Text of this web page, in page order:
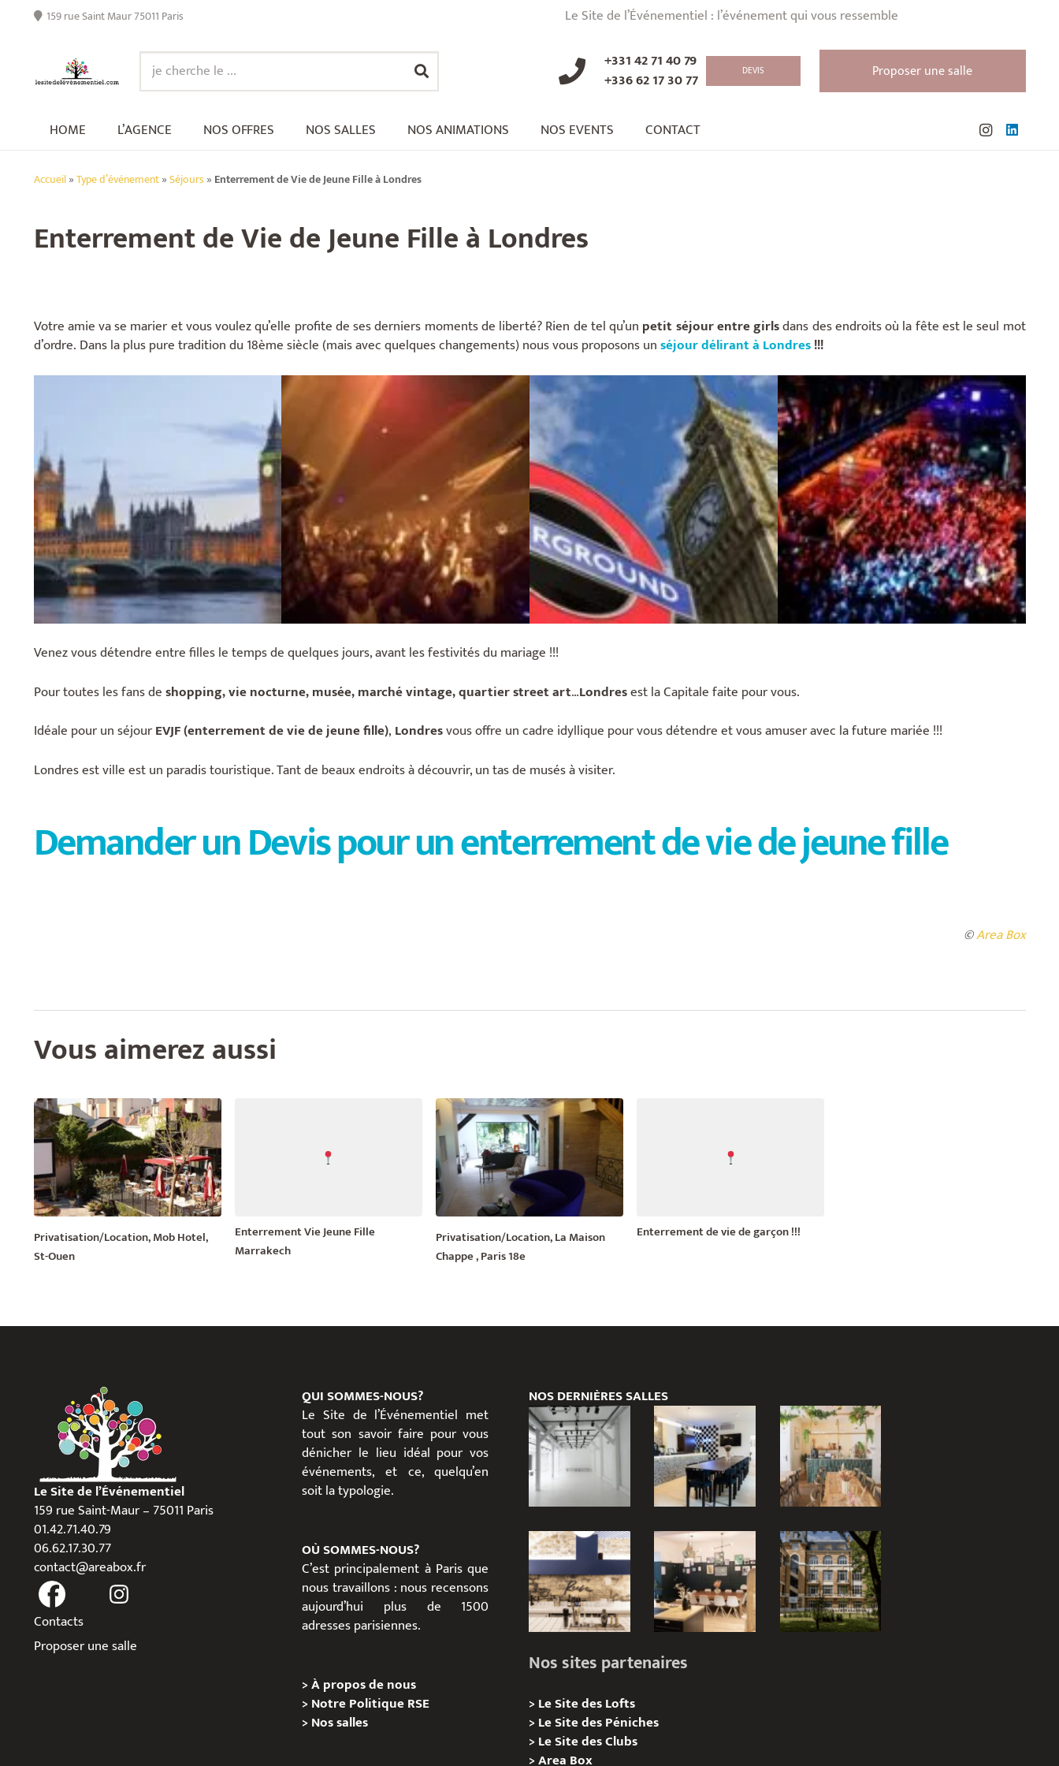
159 rue Saint Maur 75011 Paris Le Site de l’Événementiel : l’événement qui vous ressemble
+331 42 71 40 79
+336 62 17 30 77
DEVIS Proposer une salle
HOME L’AGENCE NOS OFFRES NOS SALLES NOS ANIMATIONS NOS EVENTS CONTACT
Accueil»Type d’événement»Séjours » Enterrement de Vie de Jeune Fille à Londres
Enterrement de Vie de Jeune Fille à Londres
Votre amie va se marier et vous voulez qu’elle profite de ses derniers moments de liberté? Rien de tel qu’un petit séjour entre girlsdans des endroits où la fête est le seul mot
d’ordre. Dans la plus pure tradition du 18ème siècle (mais avec quelques changements) nous vous proposons unséjour délirant à Londres!!!
Venez vous détendre entre filles le temps de quelques jours, avant les festivités du mariage !!!
Pour toutes les fans deshopping, vie nocturne, musée, marché vintage, quartier street art…Londresest la Capitale faite pour vous.
Idéale pour un séjourEVJF (enterrement de vie de jeune fille), Londresvous offre un cadre idyllique pour vous détendre et vous amuser avec la future mariée !!!
Londres est ville est un paradis touristique. Tant de beaux endroits à découvrir, un tas de musés à visiter.
Demander un Devis pour un enterrement de vie de jeune fille
©Area Box
Vous aimerez aussi
Privatisation/Location, Mob Hotel,
St-Ouen
Enterrement Vie Jeune Fille
Marrakech
Privatisation/Location, La Maison
Chappe , Paris 18e
Enterrement de vie de garçon !!!
Le Site de l’Événementiel
159 rue Saint-Maur – 75011 Paris
01.42.71.40.79
06.62.17.30.77
contact@areabox.fr
Contacts
Proposer une salle
QUI SOMMES-NOUS?
Le Site de l’Événementiel met
tout son savoir faire pour vous
dénicher le lieu idéal pour vos
événements, et ce, quelqu’en
soit la typologie.
OÙ SOMMES-NOUS?
C’est principalement à Paris que
nous travaillons : nous recensons
aujourd’hui plus de 1500
adresses parisiennes.
>À propos de nous
>Notre Politique RSE
>Nos salles
NOS DERNIÈRES SALLES
Nos sites partenaires
>Le Site des Lofts
>Le Site des Péniches
>Le Site des Clubs
>Area Box